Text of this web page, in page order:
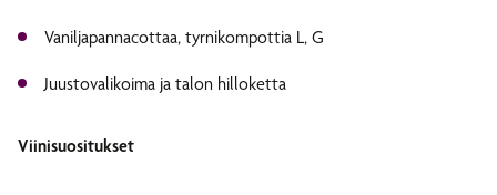
Vaniljapannacottaa, tyrnikompottia L, G
Juustovalikoima ja talon hilloketta
Viinisuositukset